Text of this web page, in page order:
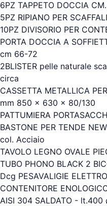
6PZ TAPPETO DOCCIA
5PZ RIPIANO PER
10PZ DIVISORIO PER
PORTA DOCCIA A
cm 66-72
2BLISTER pelle naturale
circa
CASSETTA METALLICA
mm 850 x 630 x 80/130
PATTUMIERA
BASTONE PER TENDE
col. Acciaio
TAVOLO LEGNO OVALE
TUBO PHONO BLACK 2
Dcg PESAVALIGIE
CONTENITORE
AISI 304 SALDATO - lt.400